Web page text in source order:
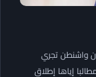
إن واشنطن تجري
إياها إطلاق